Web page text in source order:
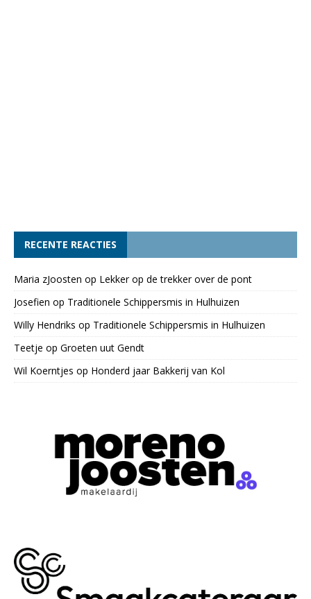
RECENTE REACTIES
Maria zJoosten op Lekker op de trekker over de pont
Josefien op Traditionele Schippersmis in Hulhuizen
Willy Hendriks op Traditionele Schippersmis in Hulhuizen
Teetje op Groeten uut Gendt
Wil Koerntjes op Honderd jaar Bakkerij van Kol